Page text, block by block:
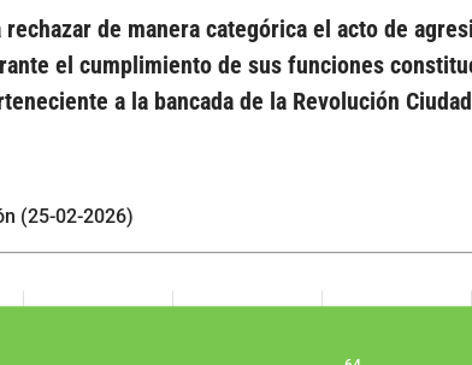
de manera categórica el acto de
el cumplimiento de sus funciones
a la bancada de la Revolución
(25-02-2026)